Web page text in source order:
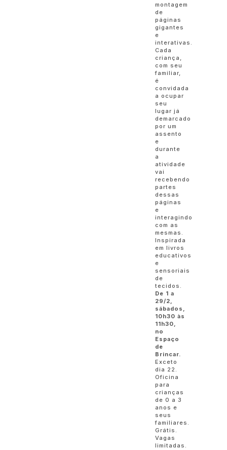
montagem
de
páginas
gigantes
e
interativas.
Cada
criança,
com seu
familiar,
é
convidada
a ocupar
seu
lugar já
demarcado
por um
assento
e
durante
a
atividade
vai
recebendo
partes
dessas
páginas
e
interagindo
com as
mesmas.
Inspirada
em livros
educativos
e
sensoriais
de
tecidos.
De 1 a
29/2,
sábados,
10h30 às
11h30,
no
Espaço
de
Brincar.
Exceto
dia 22.
Oficina
para
crianças
de 0 a 3
anos e
seus
familiares.
Grátis.
Vagas
limitadas.